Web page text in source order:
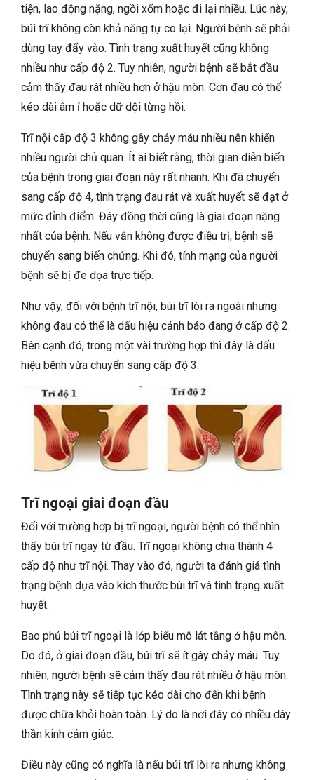
tiện, lao động nặng, ngồi xổm hoặc đi lại nhiều. Lúc này,
búi trĩ không còn khả năng tự co lại. Người bệnh sẽ phải
dùng tay đẩy vào. Tình trạng xuất huyết cũng không
nhiều như cấp độ 2. Tuy nhiên, người bệnh sẽ bắt đầu
cảm thấy đau rát nhiều hơn ở hậu môn. Cơn đau có thể
kéo dài âm ỉ hoặc dữ dội từng hồi.
Trĩ nội cấp độ 3 không gây chảy máu nhiều nên khiến
nhiều người chủ quan. Ít ai biết rằng, thời gian diễn biến
của bệnh trong giai đoạn này rất nhanh. Khi đã chuyển
sang cấp độ 4, tình trạng đau rát và xuất huyết sẽ đạt ở
mức đỉnh điểm. Đây đồng thời cũng là giai đoạn nặng
nhất của bệnh. Nếu vẫn không được điều trị, bệnh sẽ
chuyển sang biến chứng. Khi đó, tính mạng của người
bệnh sẽ bị đe dọa trực tiếp.
Như vậy, đối với bệnh trĩ nội, búi trĩ lòi ra ngoài nhưng
không đau có thể là dấu hiệu cảnh báo đang ở cấp độ 2.
Bên cạnh đó, trong một vài trường hợp thì đây là dấu
hiệu bệnh vừa chuyển sang cấp độ 3.
Trĩ ngoại giai đoạn đầu
Đối với trường hợp bị trĩ ngoại, người bệnh có thể nhìn
thấy búi trĩ ngay từ đầu. Trĩ ngoại không chia thành 4
cấp độ như trĩ nội. Thay vào đó, người ta đánh giá tình
trạng bệnh dựa vào kích thước búi trĩ và tình trạng xuất
huyết.
Bao phủ búi trĩ ngoại là lớp biểu mô lát tầng ở hậu môn.
Do đó, ở giai đoạn đầu, búi trĩ sẽ ít gây chảy máu. Tuy
nhiên, người bệnh sẽ cảm thấy đau rát nhiều ở hậu môn.
Tình trạng này sẽ tiếp tục kéo dài cho đến khi bệnh
được chữa khỏi hoàn toàn. Lý do là nơi đây có nhiều dây
thần kinh cảm giác.
Điều này cũng có nghĩa là nếu búi trĩ lòi ra nhưng không